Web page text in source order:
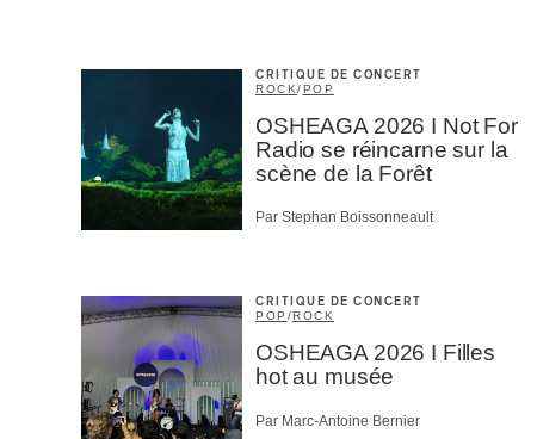
CRITIQUE DE CONCERT
ROCK/POP
OSHEAGA 2026 I Not For
Radio se réincarne sur la
scène de la Forêt
Par Stephan Boissonneault
CRITIQUE DE CONCERT
POP /ROCK
OSHEAGA 2026 I Filles
hot au musée
Par Marc-Antoine Bernier